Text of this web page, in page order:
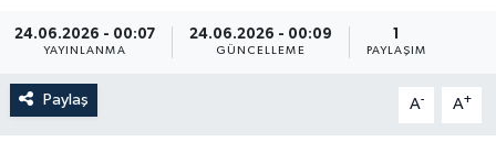
24.06.2026 - 00:07
YAYINLANMA
24.06.2026 - 00:09
GÜNCELLEME PAYLAŞIM
Paylaş A- A+